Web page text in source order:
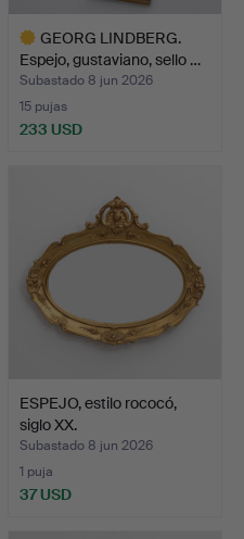
GEORG LINDBERG.
Espejo, gustaviano, sello …
Subastado 8 jun 2026
15 pujas
233 USD
ESPEJO, estilo rococó,
siglo XX.
Subastado 8 jun 2026
1 puja
37 USD